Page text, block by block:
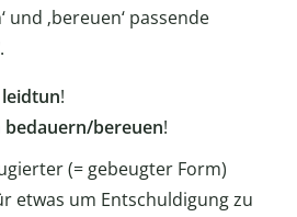
und ‚bereuen‘ passende
.
leidtun!
bedauern/bereuen!
(= gebeugter Form)
etwas um Entschuldigung zu